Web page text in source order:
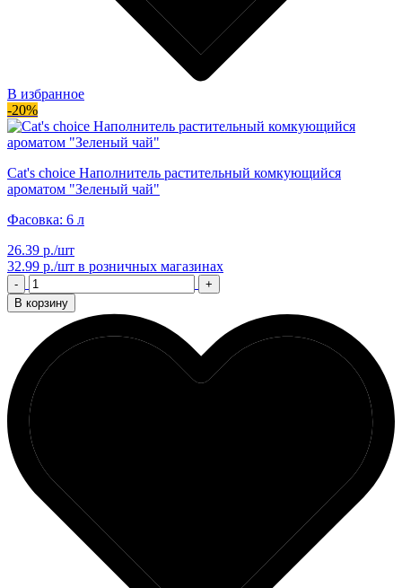
В избранное
-20%
Cat's choice Наполнитель растительный комкующийся
ароматом "Зеленый чай"
Фасовка: 6 л
26.39 р./шт
32.99 р./шт в розничных магазинах
-
+
В корзину